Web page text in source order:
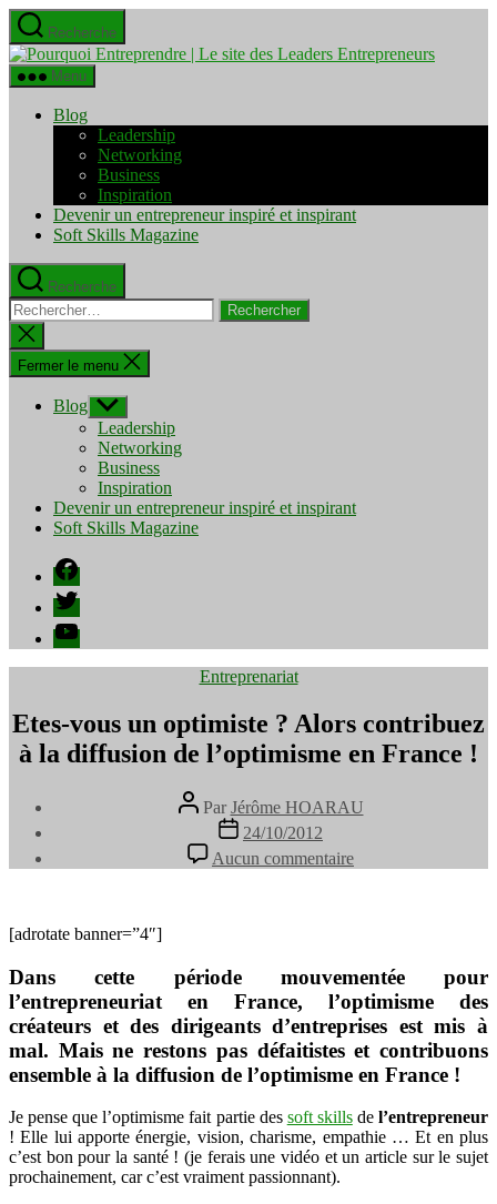
Aller
au
contenu
Recherche
Pourquoi
Menu
Blog
Leadership
Networking
Business
Inspiration
Devenir un entrepreneur inspiré et inspirant
Soft Skills Magazine
Recherche
Rechercher :
Fermer
la
recherche
Fermer le menu
Blog Afficher
le
sous-
menu
Leadership
Networking
Business
Inspiration
Devenir un entrepreneur inspiré et inspirant
Soft Skills Magazine
Facebook
Twitter
YouTube
Catégories
Entreprenariat
Etes-vous un optimiste ? Alors contribuez
à la diffusion de l’optimisme en France !
Auteur
de
l’article
Par Jérôme HOARAU
Date
l’article
24/10/2012
Aucun commentaire
Etes-
Alors
contribuez
à
la
diffusion
de
en
France
!
[adrotate banner=”4″]
Dans cette période mouvementée pour
l’entrepreneuriat en France, l’optimisme des
créateurs et des dirigeants d’entreprises est mis à
mal. Mais ne restons pas défaitistes et contribuons
ensemble à la diffusion de l’optimisme en France !
Je pense que l’optimisme fait partie des soft skillsdel’entrepreneur
! Elle lui apporte énergie, vision, charisme, empathie … Et en plus
c’est bon pour la santé ! (je ferais une vidéo et un article sur le sujet
prochainement, car c’est vraiment passionnant).